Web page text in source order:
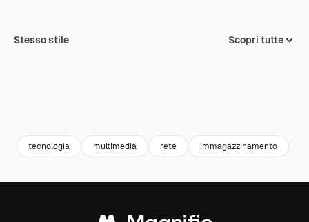
Stesso stile Scopri tutte
tecnologia multimedia rete immagazzinamento